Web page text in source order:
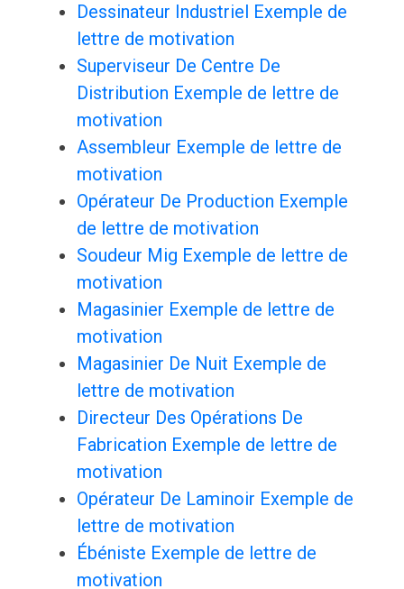
Dessinateur Industriel Exemple de
lettre de motivation
Superviseur De Centre De
Distribution Exemple de lettre de
motivation
Assembleur Exemple de lettre de
motivation
Opérateur De Production Exemple
de lettre de motivation
Soudeur Mig Exemple de lettre de
motivation
Magasinier Exemple de lettre de
motivation
Magasinier De Nuit Exemple de
lettre de motivation
Directeur Des Opérations De
Fabrication Exemple de lettre de
motivation
Opérateur De Laminoir Exemple de
lettre de motivation
Ébéniste Exemple de lettre de
motivation